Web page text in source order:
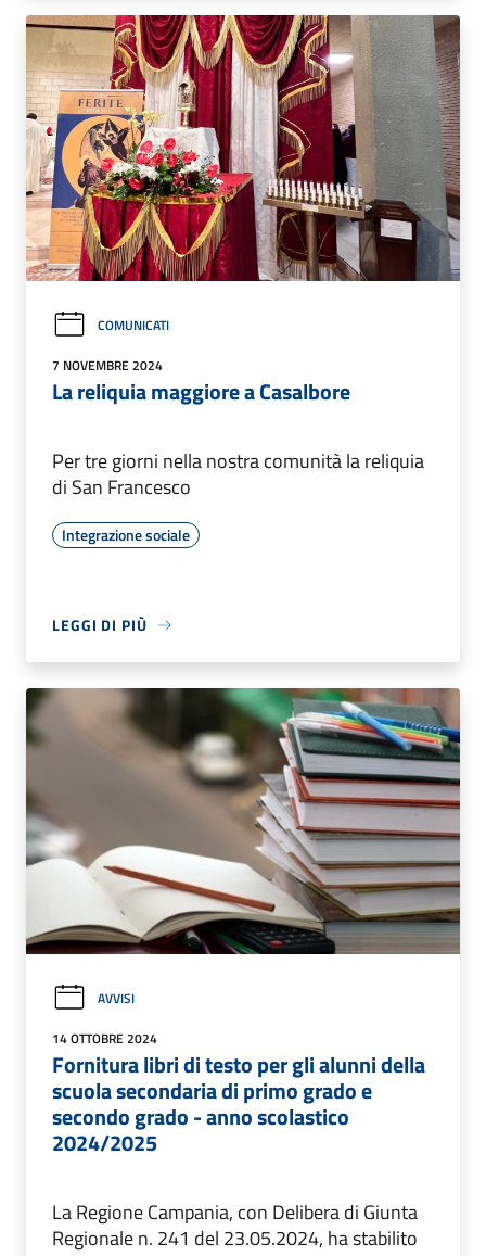
COMUNICATI
7 NOVEMBRE 2024
La reliquia maggiore a Casalbore
Per tre giorni nella nostra comunità la reliquia
di San Francesco
Integrazione sociale
LEGGI DI PIÙ
AVVISI
14 OTTOBRE 2024
Fornitura libri di testo per gli alunni della
scuola secondaria di primo grado e
secondo grado - anno scolastico
2024/2025
La Regione Campania, con Delibera di Giunta
Regionale n. 241 del 23.05.2024, ha stabilito